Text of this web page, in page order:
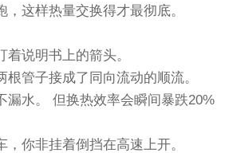
这样热量交换得才最彻底。
说明书上的箭头。
管子接成了同向流动的顺流。
漏水。 但换热效率会瞬间暴跌20%
你非挂着倒挡在高速上开。